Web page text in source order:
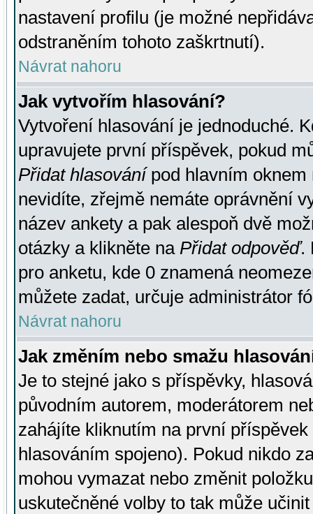
nastavení profilu (je možné
odstraněním tohoto zaškrtnutí).
Návrat nahoru
Jak vytvořím hlasování?
Vytvoření hlasování je jednoduché.
upravujete první příspěvek, pokud
Přidat hlasovánípod hlavním oknem
nevidíte, zřejmě nemáte oprávnění
název ankety a pak alespoň dvě
otázky a klikněte na Přidat odpověď.
pro anketu, kde 0 znamená
můžete zadat, určuje administrátor
Návrat nahoru
Jak změním nebo smažu
Je to stejné jako s příspěvky,
původním autorem, moderátorem
zahájíte kliknutím na první
hlasováním spojeno). Pokud nikdo
mohou vymazat nebo změnit
uskutečněné volby to tak může